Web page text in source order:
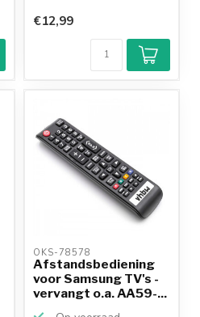
€12,99
OKS-78578
Afstandsbediening
voor Samsung TV's -
vervangt o.a. AA59-...